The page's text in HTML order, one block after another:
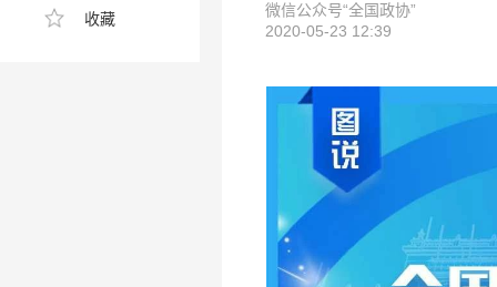
收藏
微信公众号“全国政协”
2020-05-23 12:39